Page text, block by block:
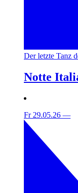
Der letzte Tanz
Notte
Fr 29.05.26 —